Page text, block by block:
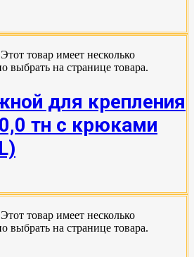
Этот товар имеет несколько
на странице товара.
для крепления
тн с крюками
Этот товар имеет несколько
на странице товара.